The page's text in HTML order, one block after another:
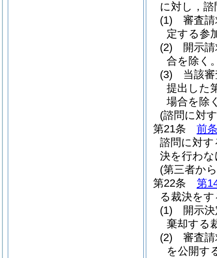
に対し，
(1)
審査
定する参
(2)
開示
合を除く
(3)
当該
提出した
場合を除
(諮問に対
第21条
前
諮問に対
決を行わ
(第三者か
第22条
第
る裁決を
(1)
開示
棄却する
(2)
審査
を公開す